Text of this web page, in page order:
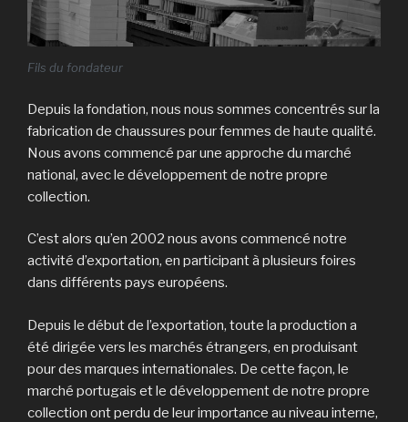
Fils du fondateur
Depuis la fondation, nous nous sommes concentrés sur la
fabrication de chaussures pour femmes de haute qualité.
Nous avons commencé par une approche du marché
national, avec le développement de notre propre
collection.
C’est alors qu’en 2002 nous avons commencé notre
activité d’exportation, en participant à plusieurs foires
dans différents pays européens.
Depuis le début de l’exportation, toute la production a
été dirigée vers les marchés étrangers, en produisant
pour des marques internationales. De cette façon, le
marché portugais et le développement de notre propre
collection ont perdu de leur importance au niveau interne,